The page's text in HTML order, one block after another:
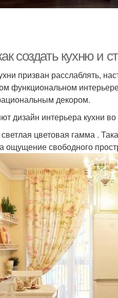
создать кухню и
призван расслаблять,
функциональном
декором.
дизайн интерьера кухни
цветовая гамма .
ощущение свободного